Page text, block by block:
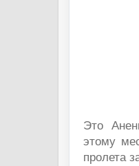
Это
этому
пролета